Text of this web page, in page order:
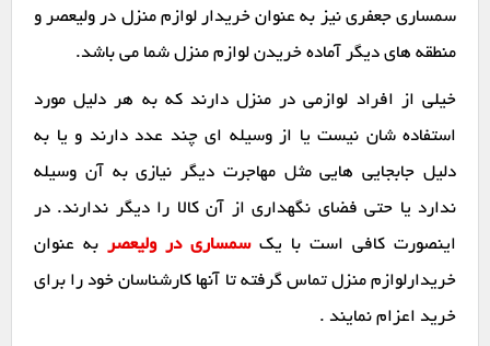
سمساری جعفری نیز به عنوان خریدار لوازم منزل در ولیعصر و
منطقه های دیگر آماده خریدن لوازم منزل شما می باشد.
خیلی از افراد لوازمی در منزل دارند که به هر دلیل مورد
استفاده شان نیست یا از وسیله ای چند عدد دارند و یا به
دلیل جابجایی هایی مثل مهاجرت دیگر نیازی به آن وسیله
ندارد یا حتی فضای نگهداری از آن کالا را دیگر ندارند. در
اینصورت کافی است با یکسمساری در ولیعصر به عنوان
خریدارلوازم منزل تماس گرفته تا آنها کارشناسان خود را برای
خرید اعزام نمایند .